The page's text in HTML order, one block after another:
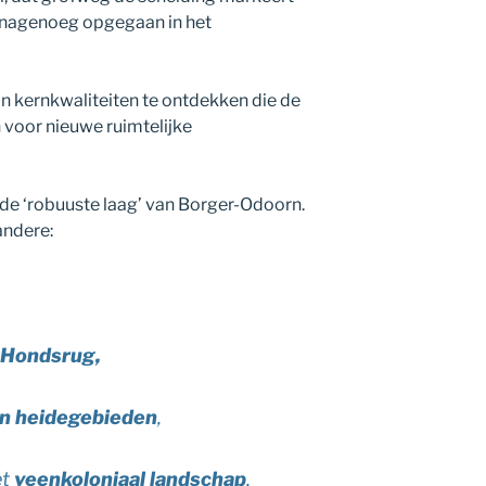
opgegaan in het
kernkwaliteiten te ontdekken die de
nieuwe ruimtelijke
‘robuuste laag’ van Borger-Odoorn.
Hondsrug,
heidegebieden,
veenkoloniaal landschap,